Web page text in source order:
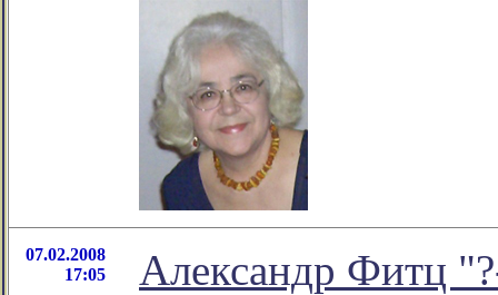
07.02.2008
17:05
Александр Фитц